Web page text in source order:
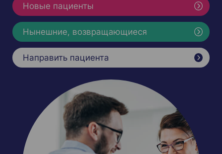
Новые пациенты
Нынешние, возвращающиеся
Направить пациента